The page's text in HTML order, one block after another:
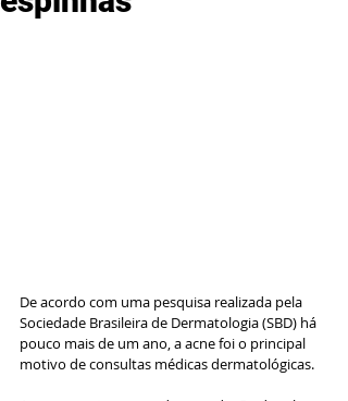
De acordo com uma pesquisa realizada pela
Sociedade Brasileira de Dermatologia (SBD) há
pouco mais de um ano, a acne foi o principal
motivo de consultas médicas dermatológicas.